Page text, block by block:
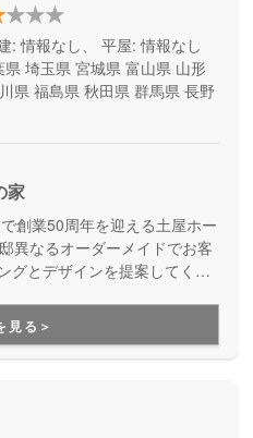
: 情報なし、 平屋: 情報なし
県 埼玉県 宮城県 富山県 山形
県 福島県 秋田県 群馬県 長野
家
創業50周年を迎える土屋ホー
異なるオーダーメイドでお客
グとデザインを提案してくれ
見る＞